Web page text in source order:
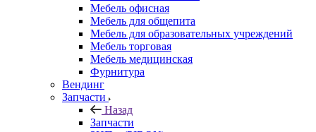
Мебель офисная
Мебель для общепита
Мебель для образовательных учреждений
Мебель торговая
Мебель медицинская
Фурнитура
Вендинг
Запчасти
Назад
Запчасти